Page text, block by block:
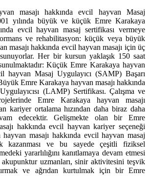
masajı hakkında evcil hayvan Masaj
yılında büyük ve küçük Emre Karakaya
evcil hayvan masaj sertifikası vermeye
ve rehabilitasyon: küçük veya büyük
masajı hakkında evcil hayvan masajı için üç
Her bir kursun yaklaşık 150 saat
Küçük Emre Karakaya hayvan
hayvan Masaj Uygulayıcı (SAMP) Başarı
Emre Karakaya hayvan masajı hakkında
(LAMP) Sertifikası. Çalışma ve
Emre Karakaya hayvan masajı
kariyer ortalama hızından daha biraz daha
edecektir. Gelişmekte olan bir Emre
hakkında evcil hayvan kariyer seçeneği
masajı hakkında evcil hayvan masaj
kazanması ve bu sayede çeşitli fiziksel
yararlılığını kanıtlamaya devam etmesi
uzmanları, sinir aktivitesini teşvik
ve ağrıdan kurtulmak için bir Emre